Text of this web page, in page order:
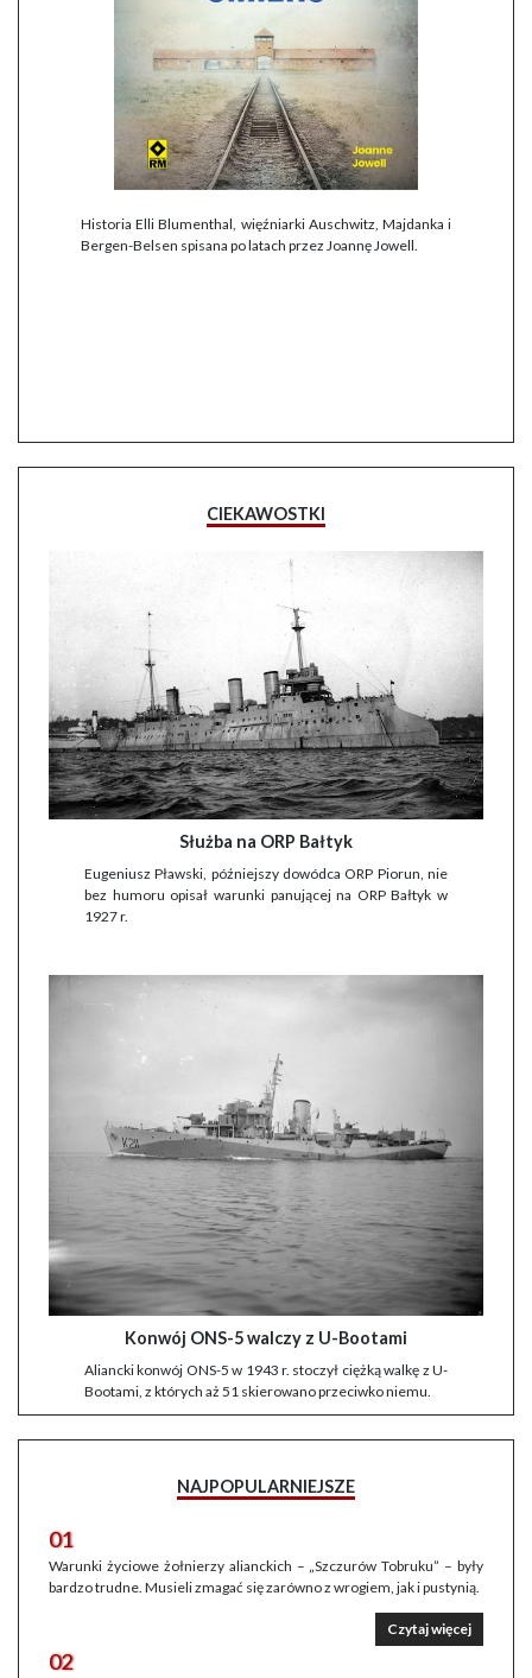
Historia Elli Blumenthal, więźniarki Auschwitz, Majdanka i
Bergen-Belsen spisana po latach przez Joannę Jowell.
CIEKAWOSTKI
Służba na ORP Bałtyk
Eugeniusz Pławski, późniejszy dowódca ORP Piorun, nie
bez humoru opisał warunki panującej na ORP Bałtyk w
1927 r.
Konwój ONS-5 walczy z U-Bootami
Aliancki konwój ONS-5 w 1943 r. stoczył ciężką walkę z U-
Bootami, z których aż 51 skierowano przeciwko niemu.
NAJPOPULARNIEJSZE
01
Warunki życiowe żołnierzy alianckich – „Szczurów Tobruku” – były
bardzo trudne. Musieli zmagać się zarówno z wrogiem, jak i pustynią.
Czytaj więcej
02